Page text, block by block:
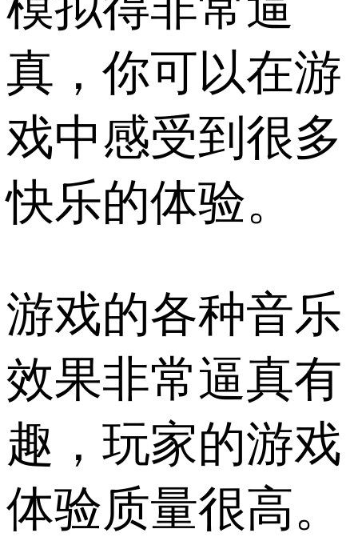
真，你可以在游
戏中感受到很多
快乐的体验。
游戏的各种音乐
效果非常逼真有
趣，玩家的游戏
体验质量很高。